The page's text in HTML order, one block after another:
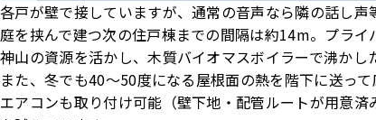
各戸が壁で接していますが、通常の音声なら隣の話し
庭を挟んで建つ次の住戸棟までの間隔は約14m。プラ
神山の資源を活かし、木質バイオマスボイラーで沸かし
また、冬でも40～50度になる屋根面の熱を階下に送っ
エアコンも取り付け可能（壁下地・配管ルートが用意